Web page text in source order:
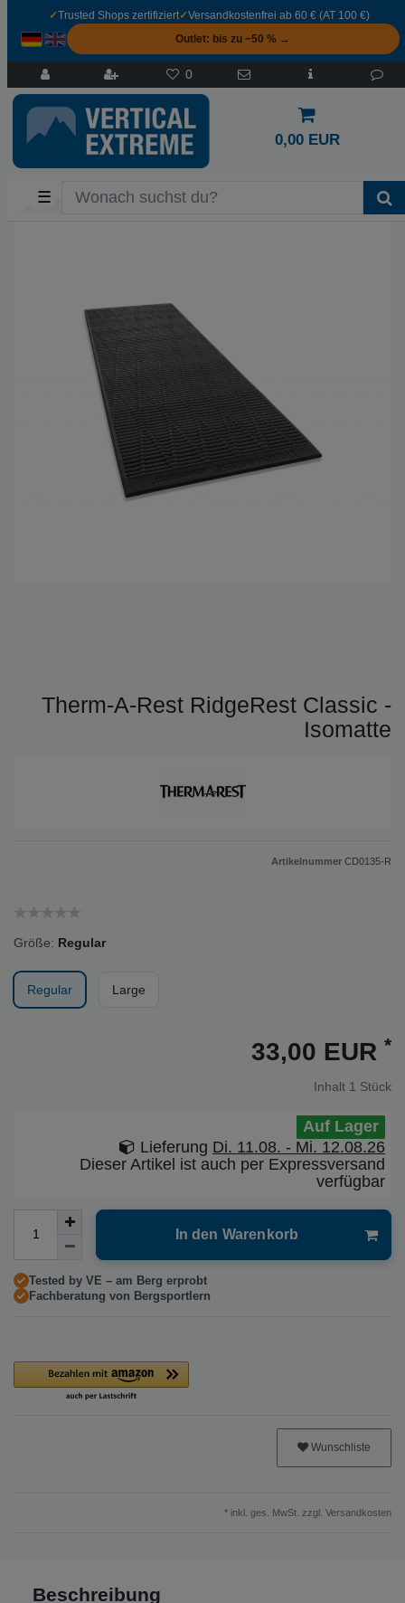
✓Trusted Shops zertifiziert✓Versandkostenfrei ab 60 € (AT 100 €)
Outlet: bis zu −50 % →
0
0,00 EUR
☰
Therm-A-Rest RidgeRest Classic -
Isomatte
Artikelnummer CD0135-R
Größe: Regular
Regular Large
33,00 EUR *
Inhalt 1 Stück
Auf Lager
Lieferung Di. 11.08. - Mi. 12.08.26
Dieser Artikel ist auch per Expressversand
verfügbar
In den Warenkorb
Tested by VE – am Berg erprobt
Fachberatung von Bergsportlern
Wunschliste
* inkl. ges. MwSt. zzgl. Versandkosten
Beschreibung